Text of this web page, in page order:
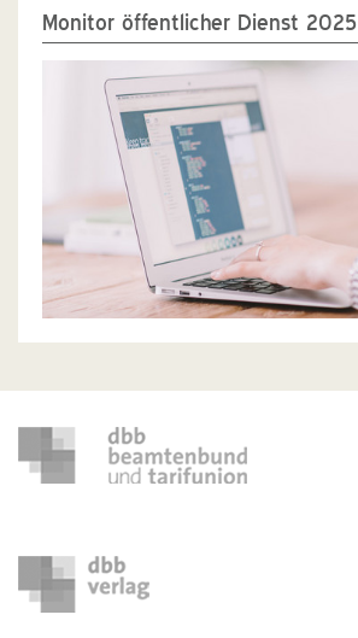
Monitor öffentlicher Dienst 2025